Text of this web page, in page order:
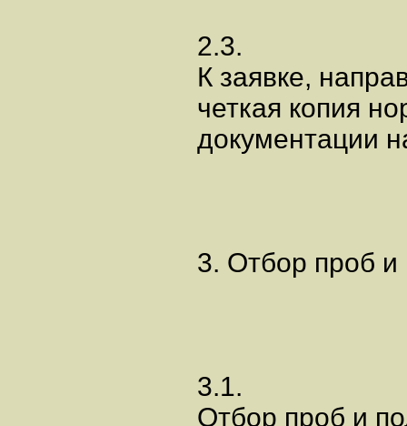
2.3.
К заявке,
четкая копия
документации
3. Отбор проб и
3.1.
Отбор проб и